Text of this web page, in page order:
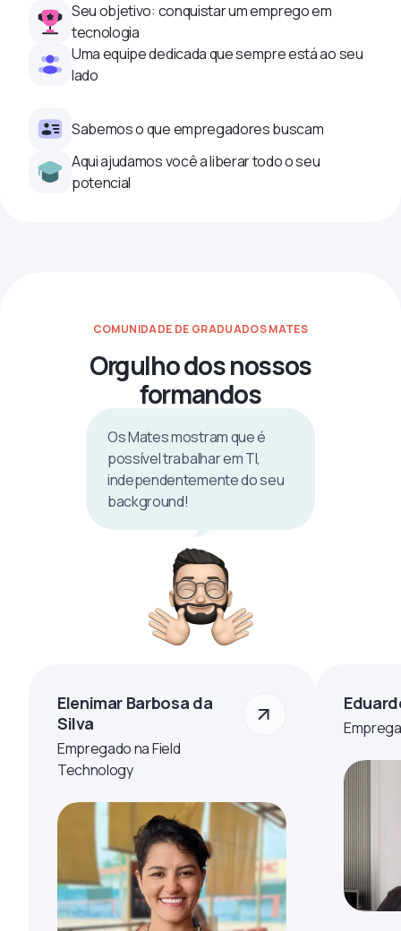
Seu objetivo: conquistar um emprego em
tecnologia
Uma equipe dedicada que sempre está ao seu
lado
Sabemos o que empregadores buscam
Aqui ajudamos você a liberar todo o seu
potencial
COMUNIDADE DE GRADUADOS MATES
Orgulho dos nossos
formandos
Os Mates mostram que é
possível trabalhar em TI,
independentemente do seu
background!
Elenimar Barbosa da
Silva
Empregado na Field
Technology